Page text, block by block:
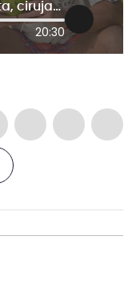
Hermana de Edwin Arrieta, cirujano asesinado en Tailandia: “No sé si mis papás aguanten esto”
20:30